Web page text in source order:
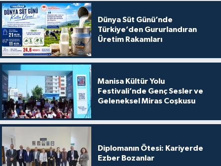
Dünya Süt Günü’nde
Türkiye’den Gururlandıran
Üretim Rakamları
Manisa Kültür Yolu
Festivali’nde Genç Sesler ve
Geleneksel Miras Coşkusu
Diplomanın Ötesi: Kariyerde
Ezber Bozanlar